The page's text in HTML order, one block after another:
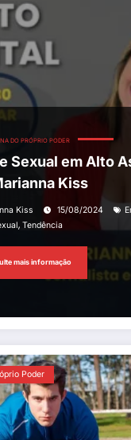
DO PRÓPRIO PODER
Sexual em Alto
Kiss
Kiss 15/08/2024
, Tendência
mais informação
Poder